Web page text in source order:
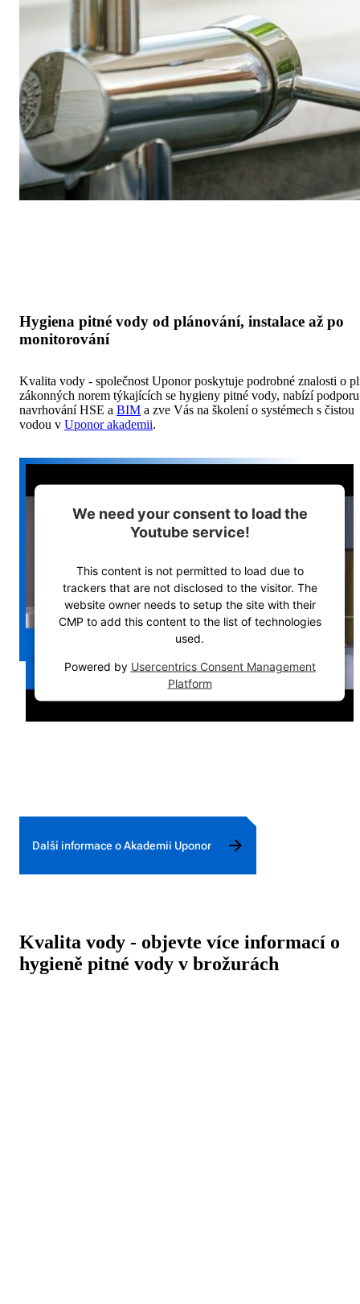
Hygiena pitné vody od plánování, instalace až po
monitorování
Kvalita vody - společnost Uponor poskytuje podrobné znalosti o
zákonných norem týkajících se hygieny pitné vody, nabízí
navrhování HSE a BIM a zve Vás na školení o systémech s čistou
vodou v Uponor akademii.
We need your consent to load the
Youtube service!
This content is not permitted to load due to
trackers that are not disclosed to the visitor. The
website owner needs to setup the site with their
CMP to add this content to the list of technologies
used.
Powered by Usercentrics Consent Management
Platform
Další informace o Akademii Uponor
Kvalita vody - objevte více informací o
hygieně pitné vody v brožurách